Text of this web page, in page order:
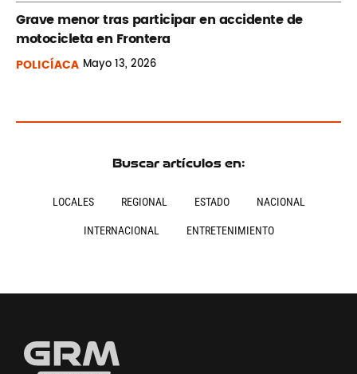
Grave menor tras participar en accidente de
motocicleta en Frontera
POLICÍACA Mayo13, 2026
Buscar artículos en:
LOCALES REGIONAL ESTADO NACIONAL
INTERNACIONAL ENTRETENIMIENTO